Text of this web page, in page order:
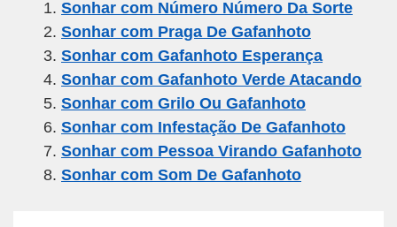
e
b
o
o
k
er gr
a
m
s
A
p
p
e
Sonhar com Número Número Da Sorte
Sonhar com Praga De Gafanhoto
Sonhar com Gafanhoto Esperança
Sonhar com Gafanhoto Verde Atacando
Sonhar com Grilo Ou Gafanhoto
Sonhar com Infestação De Gafanhoto
Sonhar com Pessoa Virando Gafanhoto
Sonhar com Som De Gafanhoto